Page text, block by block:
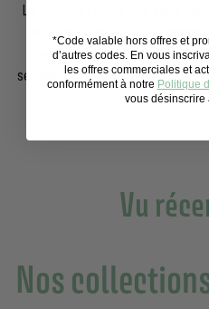
Le Parfum roll-on est idéal
et vous permet de les
eaux de toilette, au format
senteurs : Fleur d'oranger,
Vu
Nos
*Code valable hors offres et
d’autres codes. En vous
les offres commerciales et
conformément à notre Politique
vous désinscrire